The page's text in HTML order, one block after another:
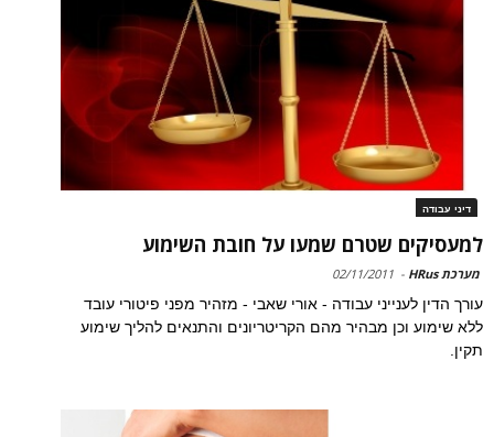
דיני עבודה
למעסיקים שטרם שמעו על חובת השימוע
מערכת HRus -
02/11/2011
עורך הדין לענייני עבודה - אורי שאבי - מזהיר מפני פיטורי עובד
ללא שימוע וכן מבהיר מהם הקריטריונים והתנאים להליך שימוע
תקין.